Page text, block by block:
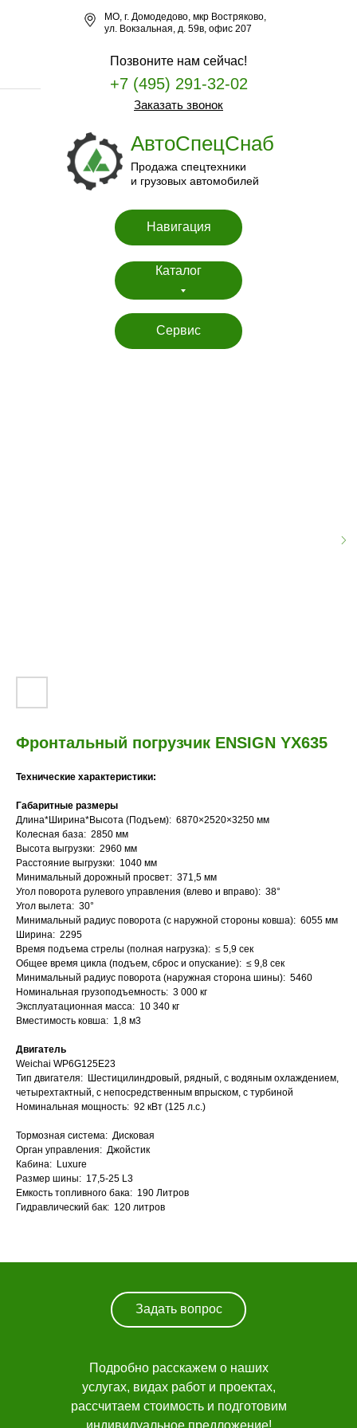
Продажа спецтехники
и грузовых автомобилей
АвтоСпецСнаб
МО, г. Домодедово, мкр Востряково,
ул. Вокзальная, д. 59в, офис 207
Сервис
Навигация
Каталог
Позвоните нам сейчас!
+7 (495) 291-32-02
Заказать звонок
Фронтальный погрузчик ENSIGN YX635
Технические характеристики:
Габаритные размеры
Длина*Ширина*Высота (Подъем): 6870×2520×3250 мм
Колесная база: 2850 мм
Высота выгрузки: 2960 мм
Расстояние выгрузки: 1040 мм
Минимальный дорожный просвет: 371,5 мм
Угол поворота рулевого управления (влево и вправо): 38°
Угол вылета: 30°
Минимальный радиус поворота (с наружной стороны ковша): 6055 мм
Ширина: 2295
Время подъема стрелы (полная нагрузка): ≤ 5,9 сек
Общее время цикла (подъем, сброс и опускание): ≤ 9,8 сек
Минимальный радиус поворота (наружная сторона шины): 5460
Номинальная грузоподъемность: 3 000 кг
Эксплуатационная масса: 10 340 кг
Вместимость ковша: 1,8 м3
Двигатель
Weichai WP6G125E23
Тип двигателя: Шестицилиндровый, рядный, с водяным охлаждением,
четырехтактный, с непосредственным впрыском, с турбиной
Номинальная мощность: 92 кВт (125 л.с.)
Тормозная система: Дисковая
Орган управления: Джойстик
Кабина: Luxure
Размер шины: 17,5-25 L3
Емкость топливного бака: 190 Литров
Гидравлический бак: 120 литров
?
Вам нужна
консультация?
Задать вопрос
Подробно расскажем о наших
услугах, видах работ и проектах,
рассчитаем стоимость и подготовим
индивидуальное предложение!
Заказать звонок
Навигация